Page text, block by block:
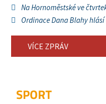
Na Hornoměstské ve
Ordinace Dana Blahy
VÍCE ZPRÁV
SPORT